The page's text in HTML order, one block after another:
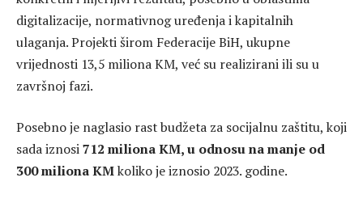
digitalizacije, normativnog uređenja i kapitalnih
ulaganja. Projekti širom Federacije BiH, ukupne
vrijednosti 13,5 miliona KM, već su realizirani ili su u
završnoj fazi.
Posebno je naglasio rast budžeta za socijalnu zaštitu, koji
sada iznosi712 miliona KM, u odnosu na manje od
300 miliona KMkoliko je iznosio 2023. godine.